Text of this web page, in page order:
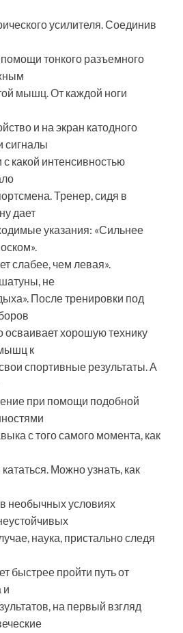
усилителя. Соединив
тонкого разъемного
мышц. От каждой ноги
и на экран катодного
сигналы
какой интенсивностью
Тренер, сидя в
дает
указания: «Сильнее
слабее, чем левая».
не
После тренировки под
осваивает хорошую технику
к
спортивные результаты. А
при помощи подобной
с того самого момента, как
Можно узнать, как
необычных условиях
наука, пристально следя
быстрее пройти путь от
и
на первый взгляд